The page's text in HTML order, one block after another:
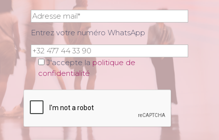
Entrez votre numéro WhatsApp
J'accepte la politique de
confidentialité